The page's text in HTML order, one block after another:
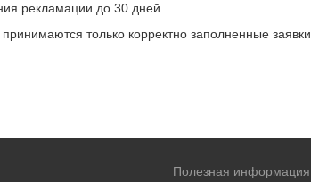
рекламации до 30 дней.
только корректно заполненные заявки.
Полезная информация